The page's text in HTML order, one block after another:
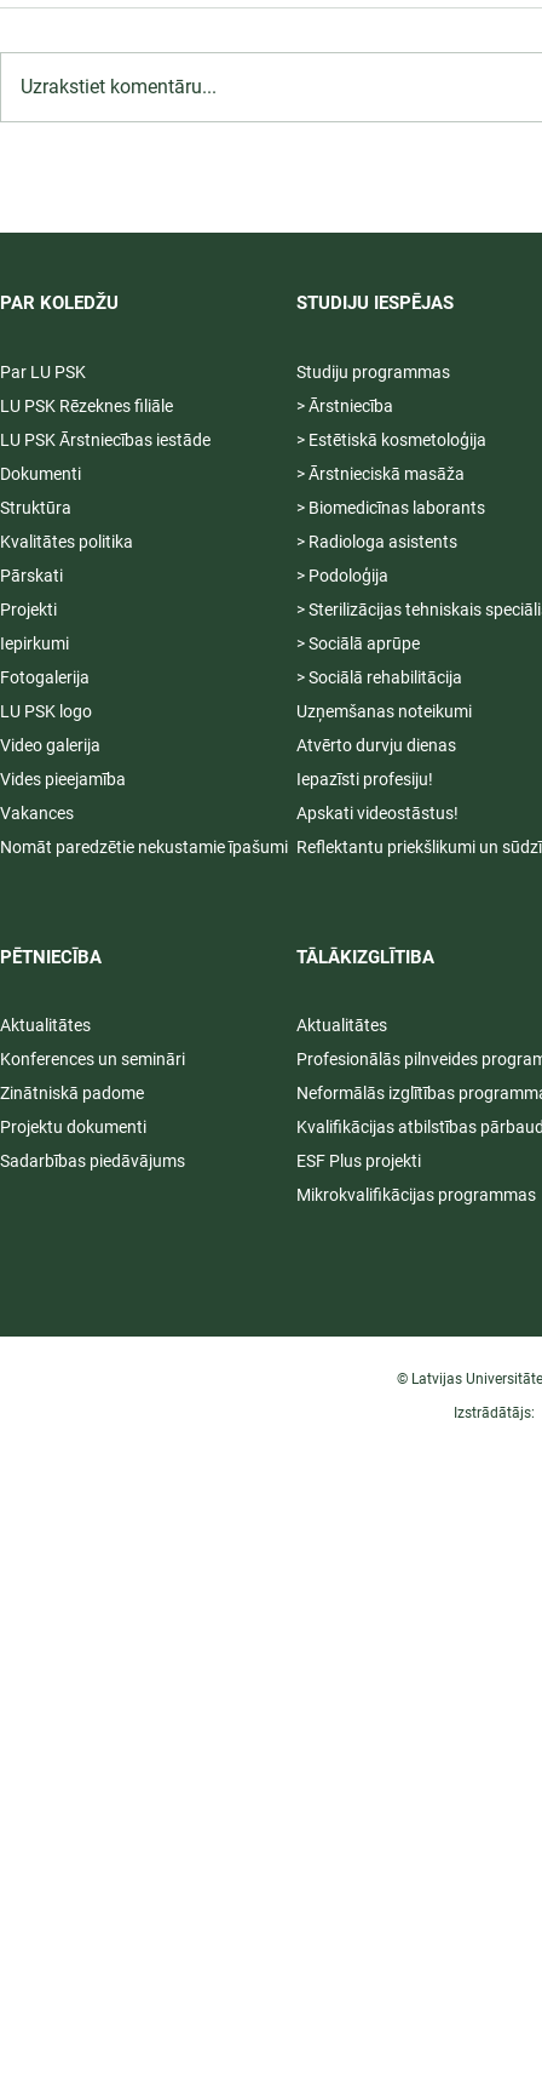
Uzrakstiet komentāru...
PAR KOLEDŽU
Par LU PSK
LU PSK Rēzeknes filiāle
LU PSK Ārstniecības iestāde
Dokumenti
Struktūra
Kvalitātes politika
Pārskati
Projekti
Iepirkumi
Fotogalerija
LU PSK logo
Video galerija
Vides pieejamība
Vakances
Nomāt paredzētie nekustamie īpašumi
PĒTNIECĪBA
Aktualitātes
Konferences un semināri
Zinātniskā padome
Projektu dokumenti
Sadarbības piedāvājums
STUDIJU IESPĒJAS
Studiju programmas
> Ārstniecība
> Estētiskā kosmetoloģija
> Ārstnieciskā masāža
> Biomedicīnas laborants
> Radiologa asistents
> Podoloģija
> Sterilizācijas tehniskais
> Sociālā aprūpe
> Sociālā rehabilitācija
Uzņemšanas noteikumi
Atvērto durvju dienas
Iepazīsti profesiju!
Apskati videostāstus!
Reflektantu priekšlikumi un
TĀLĀKIZGLĪTIBA
Aktualitātes
Profesionālās pilnveides
Neformālās izglītības
Kvalifikācijas atbilstības
ESF Plus projekti
Mikrokvalifikācijas programmas
© Latvijas
Izstrādātājs: